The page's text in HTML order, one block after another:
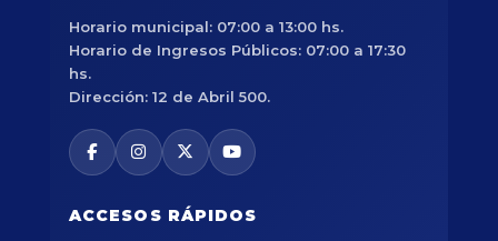
Horario municipal: 07:00 a 13:00 hs.
Horario de Ingresos Públicos: 07:00 a 17:30
hs.
Dirección: 12 de Abril 500.
ACCESOS RÁPIDOS